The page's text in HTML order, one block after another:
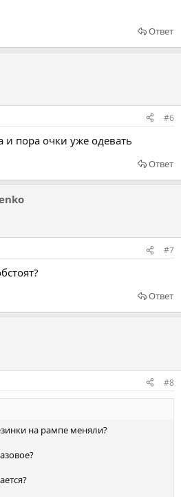
Ответ
#6
и пора очки уже одевать
Ответ
#7
Ответ
#8
на рампе меняли?